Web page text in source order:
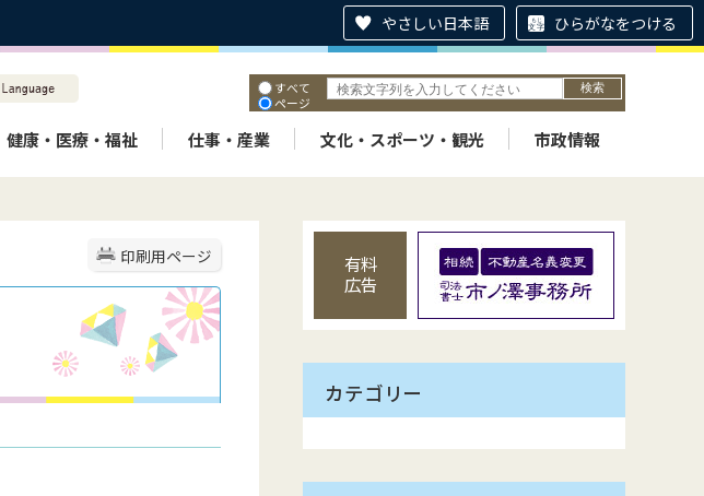
やさしい日本語 ひらがなをつける
すべて
ページ
健康・医療・福祉 仕事・産業 文化・スポーツ・観光 市政情報
印刷用ページ
有料
広告
カテゴリー